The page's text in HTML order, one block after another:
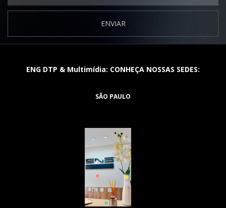
ENVIAR
ENG DTP & Multimídia: CONHEÇA NOSSAS SEDES:
SÃO PAULO